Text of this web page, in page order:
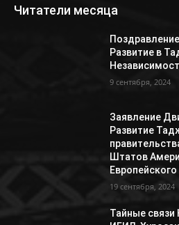
Читатели месяца
Развитие в
9 сентября, 2024
Заявление
Развитие
Штатов
19 сентября, 2024
Тайные